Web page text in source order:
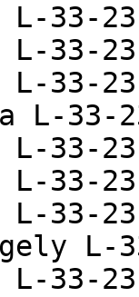
L-33-
L-